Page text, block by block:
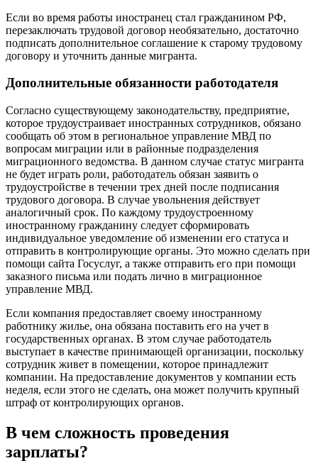
Если во время работы иностранец стал гражданином РФ,
перезаключать трудовой договор необязательно, достаточно
подписать дополнительное соглашение к старому трудовому
договору и уточнить данные мигранта.
Дополнительные обязанности работодателя
Согласно существующему законодательству, предприятие,
которое трудоустраивает иностранных сотрудников, обязано
сообщать об этом в региональное управление МВД по
вопросам миграции или в районные подразделения
миграционного ведомства. В данном случае статус мигранта
не будет играть роли, работодатель обязан заявить о
трудоустройстве в течении трех дней после подписания
трудового договора. В случае увольнения действует
аналогичный срок. По каждому трудоустроенному
иностранному гражданину следует сформировать
индивидуальное уведомление об изменении его статуса и
отправить в контролирующие органы. Это можно сделать при
помощи сайта Госуслуг, а также отправить его при помощи
заказного письма или подать лично в миграционное
управление МВД.
Если компания предоставляет своему иностранному
работнику жилье, она обязана поставить его на учет в
государственных органах. В этом случае работодатель
выступает в качестве принимающей организации, поскольку
сотрудник живет в помещении, которое принадлежит
компании. На предоставление документов у компании есть
неделя, если этого не сделать, она может получить крупный
штраф от контролирующих органов.
В чем сложность проведения
зарплаты?